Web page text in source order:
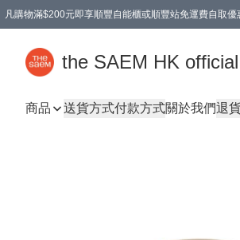
凡購物滿$200元即享順豐自能櫃或順豐站免運費自取
the SAEM HK
商品 送貨方式付款方式關於我們退